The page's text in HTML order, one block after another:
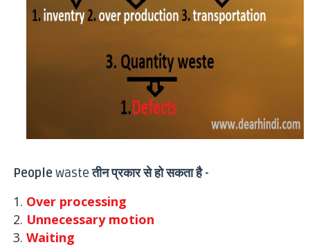
Peoplewasteतीन प्रकार से हो सकता है-
1. Over processing
2. Unnecessary motion
3. Waiting